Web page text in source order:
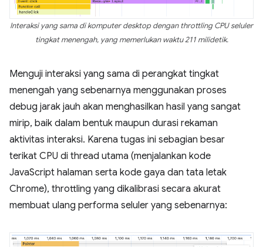
Interaksi yang sama di komputer desktop dengan throttling CPU seluler
tingkat menengah, yang memerlukan waktu 211 milidetik.
Menguji interaksi yang sama di perangkat tingkat
menengah yang sebenarnya menggunakan proses
debug jarak jauh akan menghasilkan hasil yang sangat
mirip, baik dalam bentuk maupun durasi rekaman
aktivitas interaksi. Karena tugas ini sebagian besar
terikat CPU di thread utama (menjalankan kode
JavaScript halaman serta kode gaya dan tata letak
Chrome), throttling yang dikalibrasi secara akurat
membuat ulang performa seluler yang sebenarnya: